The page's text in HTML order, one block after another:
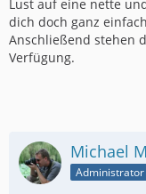
Lust auf eine nette
dich doch ganz
Anschließend stehen
Verfügung.
Michael
Administrator